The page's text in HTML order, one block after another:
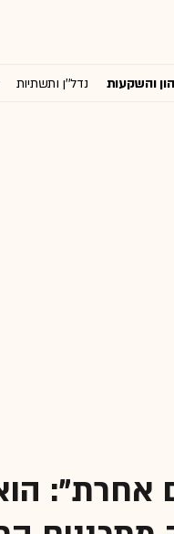
והשקעות נדל''ן ותשתיות
אחרת":